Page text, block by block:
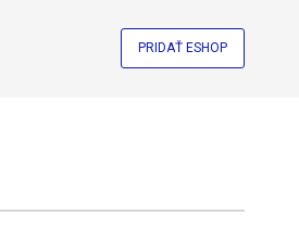
PRIDAŤ ESHOP